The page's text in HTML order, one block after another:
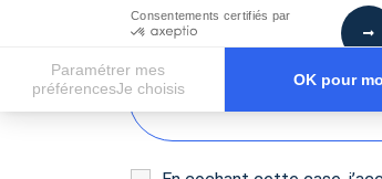
Consentements certifiés par
Paramétrer mes
préférencesJe choisis
OK pour
Plateforme de Gestion du Consentement :
Commentaire